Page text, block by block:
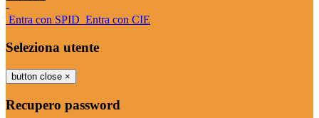
-
Entra con SPID Entra con CIE
Seleziona utente
button close ×
Recupero password